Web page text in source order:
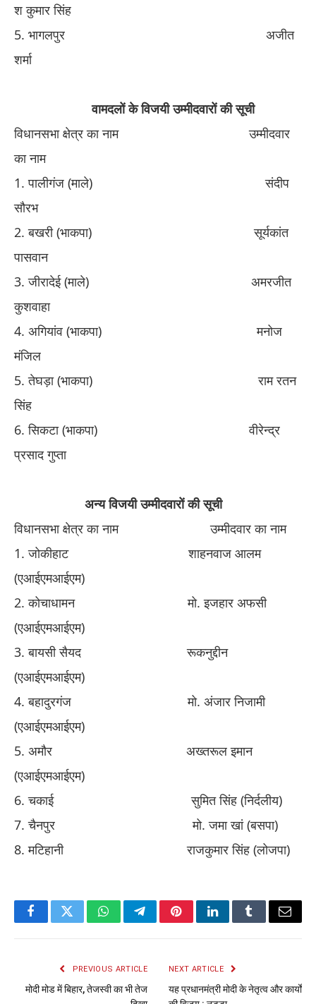
शकुमार सिंह
​5. ​ भागलपुर
अजीत
शर्मा
​ ​वामदलोंके विजयी उम्मीदवारों की सूची
विधानसभा क्षेत्र का नाम
​ ​उम्मीदवार
का नाम
​1. ​पालीगंज (माले) ​ ​संदीप
सौरभ
​2. ​बखरी (भाकपा) ​ ​सूर्यकांत
पासवान
​3. ​जीरादेई (माले)
अमरजीत
कु​शवाहा
​4. ​ अगियांव (भाकपा) ​ ​मनोज
मंजिल
​5. ​तेघड़ा (भाकपा) ​ ​राम रतन
सिंह
​6. ​सिकटा (भाकपा) ​ ​वीरेन्द्र
प्रसाद गुप्ता
अन्य विजयी उम्मीदवारों की सूची
विधानसभा क्षेत्र का नाम
​ ​उम्मीदवार का नाम
​1. ​जोकीहाट ​ ​शाहनवाज आलम
(एआईएमआईएम)
​2. ​कोचाधामन ​ ​मो​.इजहार अफसी
(एआईएमआईएम)
​3. ​बायसी सैयद ​ ​रूकनुद्दीन
(एआईएमआईएम)
​4. ​बहादुरगंज ​ ​मो​.​ अंजार निजामी
(एआईएमआईएम)
​5. ​ अमौर
अख्तरूल इमान
(एआईएमआईएम)
​6. ​चकाई ​ ​सुमित सिंह (निर्दलीय)
​7. ​चैनपुर ​ ​मो​.​ जमा खां (बसपा)
​8. ​मटिहानी ​ ​राजकुमार सिंह (लोजपा)
FacebookTwitterWhatsAppTelegramPinterestLinkedInTumblrEmail
PREVIOUS ARTICLE
मोदी मोड में बिहार, तेजस्वी का भी तेज
NEXT ARTICLE
यह प्रधानमंत्री मोदी के नेतृत्व और कार्यों